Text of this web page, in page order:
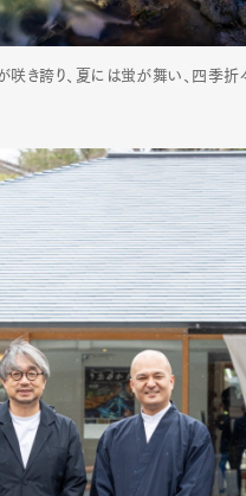
Gourmet
Pen Membership
Pen Meet Pen
き誇り、夏には蛍が舞い、四季折